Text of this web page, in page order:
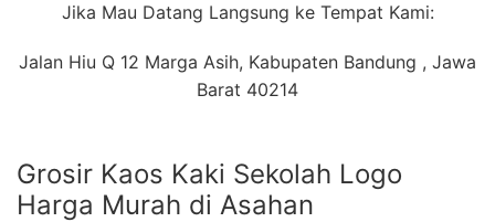
Jika Mau Datang Langsung ke Tempat Kami:
Jalan Hiu Q 12 Marga Asih, Kabupaten Bandung , Jawa
Barat 40214
Grosir Kaos Kaki Sekolah Logo
Harga Murah di Asahan